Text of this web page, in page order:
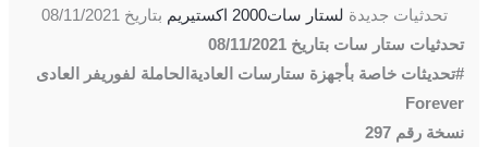
تحدثيات جديدة لستار سات2000 اكستيريم
بتاريخ 08/11/2021
تحدثيات ستار سات بتاريخ 08/11/2021
#تحديثات خاصة بأجهزة ستارسات العاديةالحاملة لفوريفر العادى
Forever
نسخة رقم 297